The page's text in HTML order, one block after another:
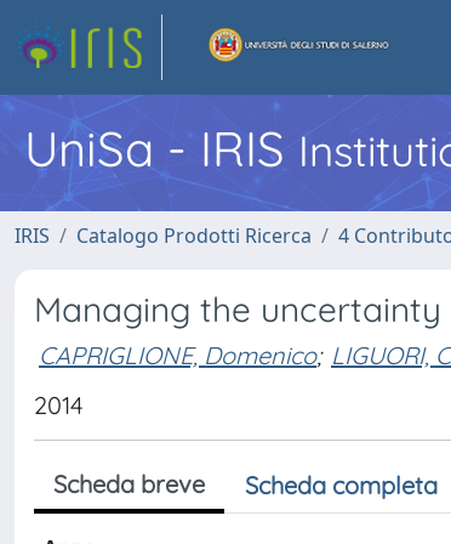
UniSa - IRIS
IRIS Catalogo Prodotti Ricerca 4
Managing the
CAPRIGLIONE, Domenico; LIGUORI,
2014
Scheda breve Scheda completa